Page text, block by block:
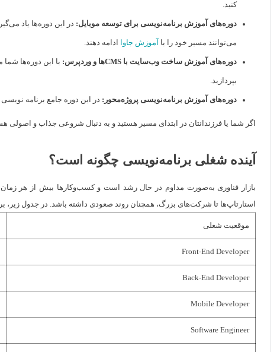
کنید.
دوره‌های آموزش برنامه‌نویسی برای توسعه موبایل:
می‌توانند مسیر خود را با آموزش جاوا ادامه دهند.
دوره‌های آموزش ساخت وب‌سایت با CMSها و وردپرس:
بپردازید.
دوره‌های آموزش برنامه‌نویسی پروژه‌محور: در این دوره جامع برنامه
اگر شما یا فرزندانتان در ابتدای مسیر هستید و به دنبال شروعی جذاب و اصولی
آینده شغلی برنامه‌نویسی چگونه است؟
بازار فناوری به‌صورت مداوم در حال رشد است و کسب‌وکارها بیش از هر زمان
استارتاپ‌ها تا شرکت‌های بزرگ، همچنان روند صعودی داشته باشد. در جدول
موقعیت شغلی
Front-End Developer
Back-End Developer
Mobile Developer
Software Engineer